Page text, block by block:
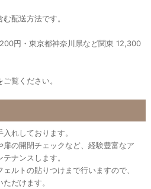
配送方法です。
円・東京都神奈川県など関東 12,300
ご覧ください。
れしております。
扉の開閉チェックなど、経験豊富なア
ナンスします。
ルトの貼りつけまで行いますので、
だけます。